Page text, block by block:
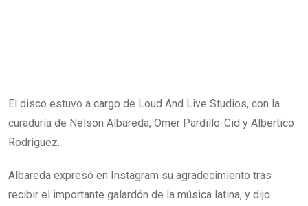
El disco estuvo a cargo de Loud And Live Studios, con la
curaduría de Nelson Albareda, Omer Pardillo-Cid y Albertico
Rodríguez.
Albareda expresó en Instagram su agradecimiento tras
recibir el importante galardón de la música latina, y dijo